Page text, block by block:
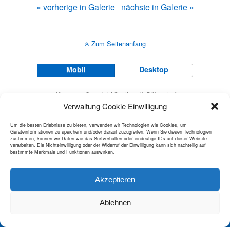
Verwaltung Cookie Einwilligung
Um die besten Erlebnisse zu bieten, verwenden wir Technologien wie Cookies, um
Geräteinformationen zu speichern und/oder darauf zuzugreifen. Wenn Sie diesen Technologien
zustimmen, können wir Daten wie das Surfverhalten oder eindeutige IDs auf dieser Website
verarbeiten. Die Nichteinwilligung oder der Widerruf der Einwilligung kann sich nachteilig auf
bestimmte Merkmale und Funktionen auswirken.
Akzeptieren
Ablehnen
« vorherige in Galerie nächste in Galerie »
Zum Seitenanfang
Mobil Desktop
All content Copyright Stadtmusik Dübendorf